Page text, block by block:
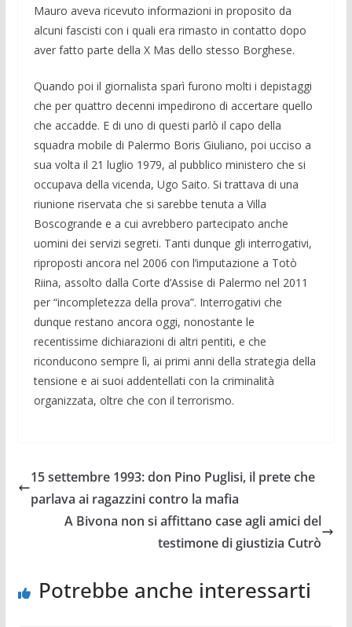
Mauro aveva ricevuto informazioni in proposito da
alcuni fascisti con i quali era rimasto in contatto dopo
aver fatto parte della X Mas dello stesso Borghese.
Quando poi il giornalista sparì furono molti i depistaggi
che per quattro decenni impedirono di accertare quello
che accadde. E di uno di questi parlò il capo della
squadra mobile di Palermo Boris Giuliano, poi ucciso a
sua volta il 21 luglio 1979, al pubblico ministero che si
occupava della vicenda, Ugo Saito. Si trattava di una
riunione riservata che si sarebbe tenuta a Villa
Boscogrande e a cui avrebbero partecipato anche
uomini dei servizi segreti. Tanti dunque gli interrogativi,
riproposti ancora nel 2006 con l’imputazione a Totò
Riina, assolto dalla Corte d’Assise di Palermo nel 2011
per “incompletezza della prova”. Interrogativi che
dunque restano ancora oggi, nonostante le
recentissime dichiarazioni di altri pentiti, e che
riconducono sempre lì, ai primi anni della strategia della
tensione e ai suoi addentellati con la criminalità
organizzata, oltre che con il terrorismo.
15 settembre 1993: don Pino Puglisi, il prete che
parlava ai ragazzini contro la mafia
A Bivona non si affittano case agli amici del
testimone di giustizia Cutrò
Potrebbe anche interessarti